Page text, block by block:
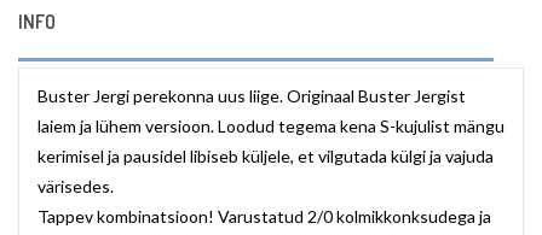
INFO
Buster Jergi perekonna uus liige. Originaal Buster Jergist
laiem ja lühem versioon. Loodud tegema kena S-kujulist mängu
kerimisel ja pausidel libiseb küljele, et vilgutada külgi ja vajuda
värisedes.
Tappev kombinatsioon! Varustatud 2/0 kolmikkonksudega ja